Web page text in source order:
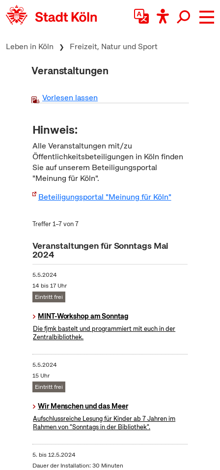
zum Inhalt springen
Leben in Köln Freizeit, Natur und Sport
Veranstaltungen
Vorlesen lassen
Hinweis:
Alle Veranstaltungen mit/zu
Öffentlichkeitsbeteiligungen in Köln finden
Sie auf unserem Beteiligungsportal
"Meinung für Köln".
Beteiligungsportal "Meinung für Köln"
Treffer 1–7 von 7
Veranstaltungen für Sonntags Mai
2024
5.5.2024
14 bis 17 Uhr
Eintritt frei
MINT-Workshop am Sonntag
Die fjmk bastelt und programmiert mit euch in der
Zentralbibliothek.
5.5.2024
15 Uhr
Eintritt frei
Wir Menschen und das Meer
Aufschlussreiche Lesung für Kinder ab 7 Jahren im
Rahmen von "Sonntags in der Bibliothek".
5. bis12.5.2024
Dauer der Installation: 30 Minuten